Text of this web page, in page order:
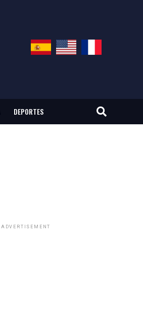
DEPORTES
ADVERTISEMENT